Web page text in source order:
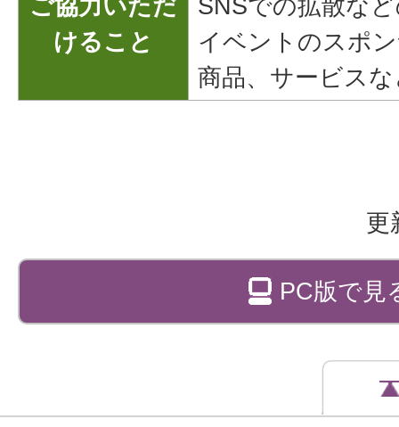
ご協力いただ
けること
SNSでの拡散な
イベントのスポ
商品、サービス
更
PC版で見